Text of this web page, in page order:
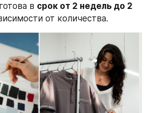
в срок от 2 недель до 2
от количества.